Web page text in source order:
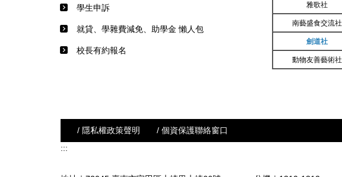
學生申訴
就貸、學雜費減免、助學金 懶人包
校長有約報名
雅歌社
南藝盛食交流社
劍道社
動物友善藝術社
/ 隱私權政策聲明
/ 個資保護聯絡窗口
:::